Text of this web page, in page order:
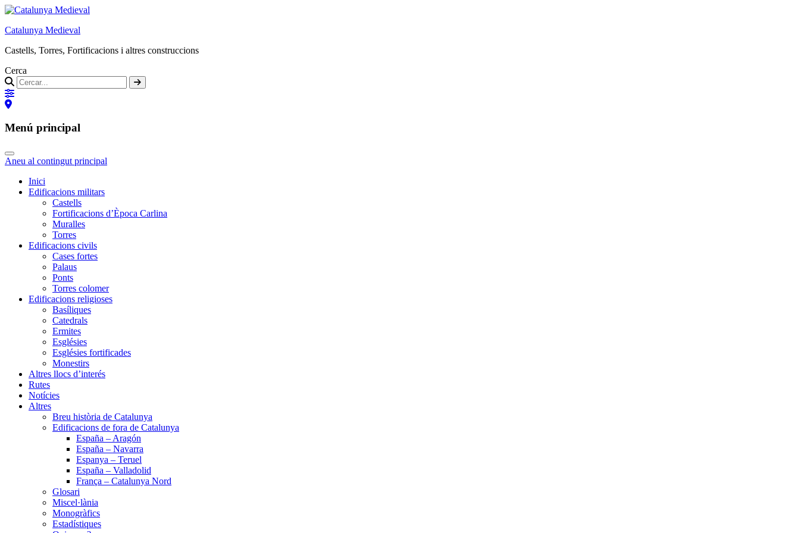
Catalunya Medieval
Castells, Torres, Fortificacions i altres construccions
Cerca
Menú principal
Aneu al contingut principal
Inici
Edificacions militars
Castells
Fortificacions d’Època Carlina
Muralles
Torres
Edificacions civils
Cases fortes
Palaus
Ponts
Torres colomer
Edificacions religioses
Basíliques
Catedrals
Ermites
Esglésies
Esglésies fortificades
Monestirs
Altres llocs d’interés
Rutes
Notícies
Altres
Breu història de Catalunya
Edificacions de fora de Catalunya
España – Aragón
España – Navarra
Espanya – Teruel
España – Valladolid
França – Catalunya Nord
Glosari
Miscel·lània
Monogràfics
Estadístiques